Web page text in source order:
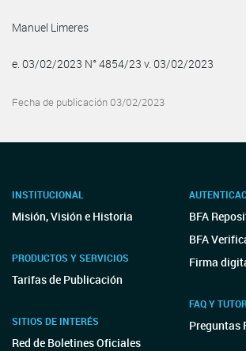
Manuel Limeres
e. 03/02/2023 N° 4854/23 v. 03/02/2023
Fecha de publicación 03/02/2023
INSTITUCIONAL
Misión, Visión e Historia
PRODUCTOS Y SERVICIOS
Tarifas de Publicación
SITIOS DE INTERÉS
Red de Boletines Oficiales
BFA
BFA
Firma
FAQ Y
Preguntas